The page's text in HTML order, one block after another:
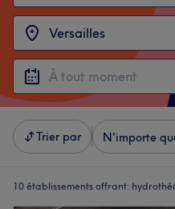
Trier par N'importe
10 établissements offrant: